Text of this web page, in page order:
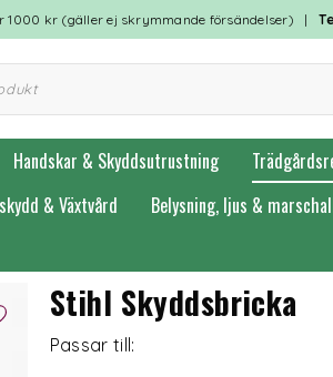
1000 kr (gäller ej skrymmande försändelser) |
Handskar & Skyddsutrustning
& Växtvård Belysning, ljus &
Stihl Skyddsbricka
Passar till: